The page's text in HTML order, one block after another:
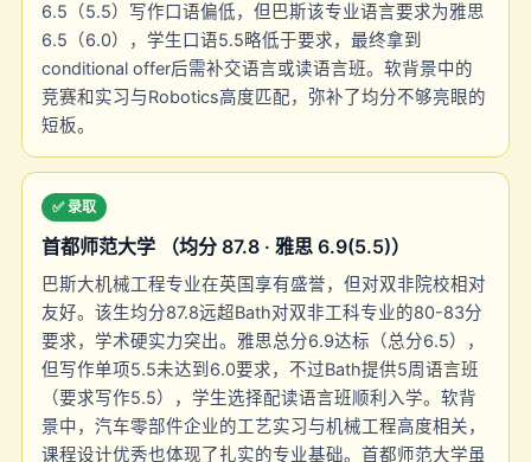
6.5（5.5）写作口语偏低，但巴斯该专业语言要求为雅思
6.5（6.0），学生口语5.5略低于要求，最终拿到
conditional offer后需补交语言或读语言班。软背景中的
竞赛和实习与Robotics高度匹配，弥补了均分不够亮眼的
短板。
✅ 录取
首都师范大学 （均分 87.8 · 雅思 6.9(5.5)）
巴斯大机械工程专业在英国享有盛誉，但对双非院校相对
友好。该生均分87.8远超Bath对双非工科专业的80-83分
要求，学术硬实力突出。雅思总分6.9达标（总分6.5），
但写作单项5.5未达到6.0要求，不过Bath提供5周语言班
（要求写作5.5），学生选择配读语言班顺利入学。软背
景中，汽车零部件企业的工艺实习与机械工程高度相关，
课程设计优秀也体现了扎实的专业基础。首都师范大学虽